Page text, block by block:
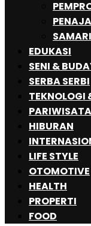
EDUKASI
SENI &
SERBA SERBI
TEKNOLOGI
PARIWISATA
HIBURAN
LIFE STYLE
OTOMOTIVE
HEALTH
PROPERTI
FOOD